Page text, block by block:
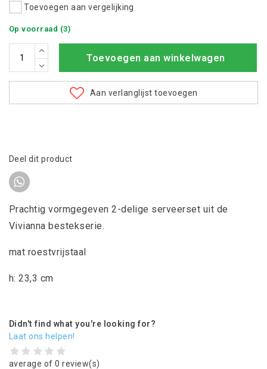
Toevoegen aan vergelijking
Op voorraad (3)
Toevoegen aan winkelwagen
Aan verlanglijst toevoegen
Deel dit product
Prachtig vormgegeven 2-delige serveerset uit de
Vivianna bestekserie.
mat roestvrijstaal
h: 23,3 cm
Didn't find what you're looking for?
Laat ons helpen!
average of 0 review(s)